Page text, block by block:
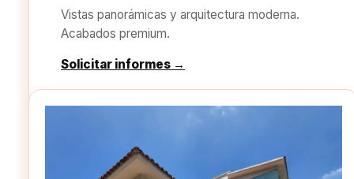
Vistas panorámicas y arquitectura moderna.
Acabados premium.
Solicitar informes →